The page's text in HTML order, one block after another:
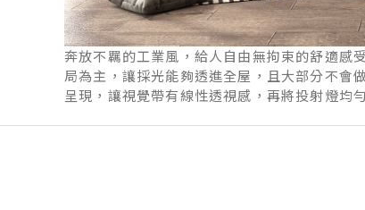
奔放不羈的工業風，給人自由無拘束的舒適感
局為主，讓採光能夠透進全屋，且大部分不會
呈現，讓視覺帶有線性透視感，再將投射燈均